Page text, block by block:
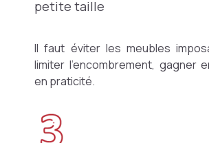
petite taille
Il faut éviter les meubles
limiter l’encombrement, gagner
en praticité.